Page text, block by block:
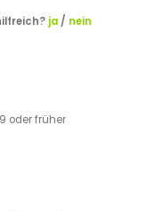
ja/ nein
oder früher